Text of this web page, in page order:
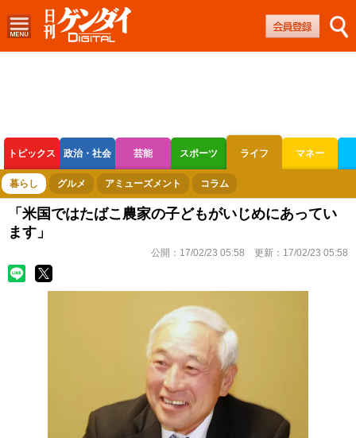
トピックス 政治・社会 芸能 スポーツ ライフ マネー
ボートレース 競輪 オートレース
暮らし グルメ アミューズメント コラム
「米国ではたばこ農家の子どもがいじめにあってい
ます」
公開： 17/02/23 05:58 更新： 17/02/23 05:58